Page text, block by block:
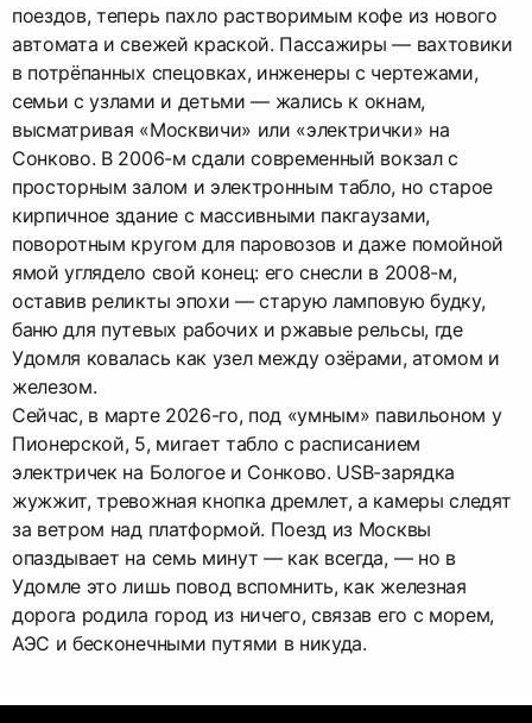
поездов, теперь пахло растворимым кофе из нового
автомата и свежей краской. Пассажиры — вахтовики
в потрёпанных спецовках, инженеры с чертежами,
семьи с узлами и детьми — жались к окнам,
высматривая «Москвичи» или «электрички» на
Сонково. В 2006-м сдали современный вокзал с
просторным залом и электронным табло, но старое
кирпичное здание с массивными пакгаузами,
поворотным кругом для паровозов и даже помойной
ямой углядело свой конец: его снесли в 2008-м,
оставив реликты эпохи — старую ламповую будку,
баню для путевых рабочих и ржавые рельсы, где
Удомля ковалась как узел между озёрами, атомом и
железом.
Сейчас, в марте 2026-го, под «умным» павильоном у
Пионерской, 5, мигает табло с расписанием
электричек на Бологое и Сонково. USB-зарядка
жужжит, тревожная кнопка дремлет, а камеры следят
за ветром над платформой. Поезд из Москвы
опаздывает на семь минут — как всегда, — но в
Удомле это лишь повод вспомнить, как железная
дорога родила город из ничего, связав его с морем,
АЭС и бесконечными путями в никуда.